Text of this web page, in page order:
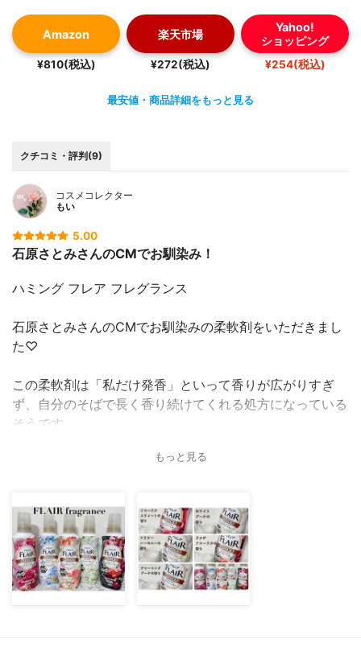
Amazon
¥810(税込)
楽天市場
¥272(税込)
Yahoo!
ショッピング
¥254(税込)
最安値・商品詳細をもっと見る
クチコミ・評判(9)
コスメコレクター
もい
5.00
石原さとみさんのCMでお馴染み！
ハミング フレア フレグランス
石原さとみさんのCMでお馴染みの柔軟剤をいただきまし
た♡
この柔軟剤は「私だけ発香」といって香りが広がりすぎ
ず、自分のそばで長く香り続けてくれる処方になっている
そうです。
フローラルスウィートの香り▶︎温かみのあるフローラルで
リッチな甘さ。
フラワーハーモニーの香り▶︎みずみずしくふんわり香る、
爽やかで親しみやすい香り。
もっと見る